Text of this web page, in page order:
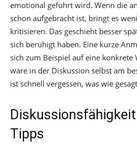
emotional geführt wird. Wenn die
schon aufgebracht ist, bringt es
kritisieren. Das geschieht besser
sich beruhigt haben. Eine kurze
sich zum Beispiel auf eine konkrete
wäre in der Diskussion selbst am
ist schnell vergessen, was wie
Tipps